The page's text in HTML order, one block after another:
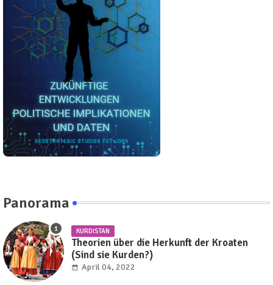
Panorama
KURDISTAN
Theorien über die Herkunft der Kroaten
(Sind sie Kurden?)
April 04, 2022